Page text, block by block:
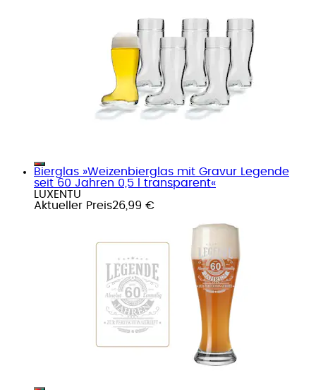
Bierglas »Weizenbierglas mit Gravur Legende
seit 60 Jahren 0,5 l transparent«
LUXENTU
Aktueller Preis26,99 €